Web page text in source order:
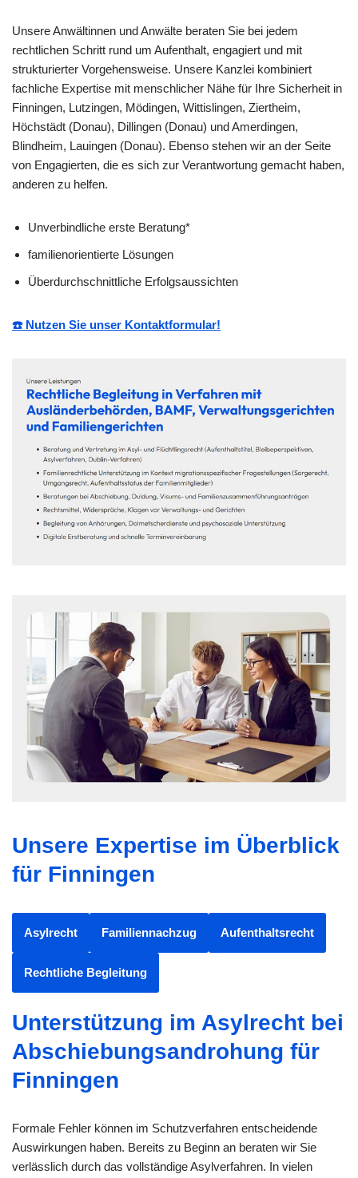
Unsere Anwältinnen und Anwälte beraten Sie bei jedem
rechtlichen Schritt rund um Aufenthalt, engagiert und mit
strukturierter Vorgehensweise. Unsere Kanzlei kombiniert
fachliche Expertise mit menschlicher Nähe für Ihre Sicherheit in
Finningen, Lutzingen, Mödingen, Wittislingen, Ziertheim,
Höchstädt (Donau), Dillingen (Donau) und Amerdingen,
Blindheim, Lauingen (Donau). Ebenso stehen wir an der Seite
von Engagierten, die es sich zur Verantwortung gemacht haben,
anderen zu helfen.
Unverbindliche erste Beratung*
familienorientierte Lösungen
Überdurchschnittliche Erfolgsaussichten
☎️ Nutzen Sie unser Kontaktformular!
Unsere Expertise im Überblick
für Finningen
Asylrecht Familiennachzug Aufenthaltsrecht
Rechtliche Begleitung
Unterstützung im Asylrecht bei
Abschiebungsandrohung für
Finningen
Formale Fehler können im Schutzverfahren entscheidende
Auswirkungen haben. Bereits zu Beginn an beraten wir Sie
verlässlich durch das vollständige Asylverfahren. In vielen